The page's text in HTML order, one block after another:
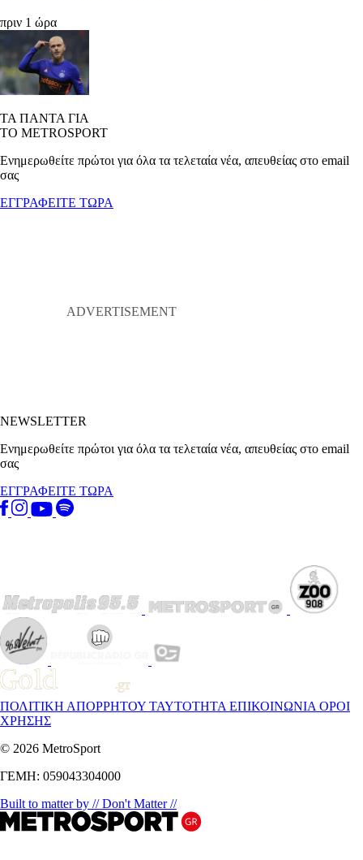
πριν 1 ώρα
ΤΑ ΠΑΝΤΑ ΓΙΑ
ΤΟ METROSPORT
Ενημερωθείτε πρώτοι για όλα τα τελεταία νέα, απευθείας στο email
σας
ΕΓΓΡΑΦΕΙΤΕ ΤΩΡΑ
NEWSLETTER
Ενημερωθείτε πρώτοι για όλα τα τελεταία νέα, απευθείας στο email
σας
ΕΓΓΡΑΦΕΙΤΕ ΤΩΡΑ
ΠΟΛΙΤΙΚΗ ΑΠΟΡΡΗΤΟΥ ΤΑΥΤΟΤΗΤΑ ΕΠΙΚΟΙΝΩΝΙΑ ΟΡΟΙ
ΧΡΗΣΗΣ
© 2026 MetroSport
ΓΕΜΗ: 059043304000
Built to matter by // Don't Matter //